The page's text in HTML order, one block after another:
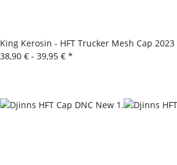
King Kerosin - HFT Trucker Mesh Cap 2023
38,90 € - 39,95 € *